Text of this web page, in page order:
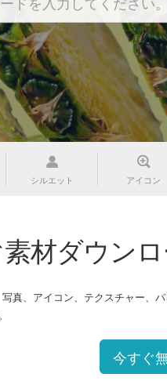
シルエット アイコン
材ダウンロ
真、アイコン、テクスチャー
今すぐ